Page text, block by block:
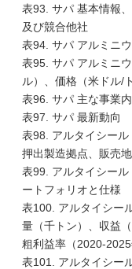
表93. サパ 基本情報
及び競合他社
表94. サパ アルミニ
表95. サパ アルミニ
ル）、価格（米ドル/
表96. サパ 主な事業
表97. サパ 最新動向
表98. アルタイシール
押出製造拠点、販売
表99. アルタイシー
ートフォリオと仕様
表100. アルタイシー
量（千トン）、収益
粗利益率（2020-2025
表101. アルタイシー